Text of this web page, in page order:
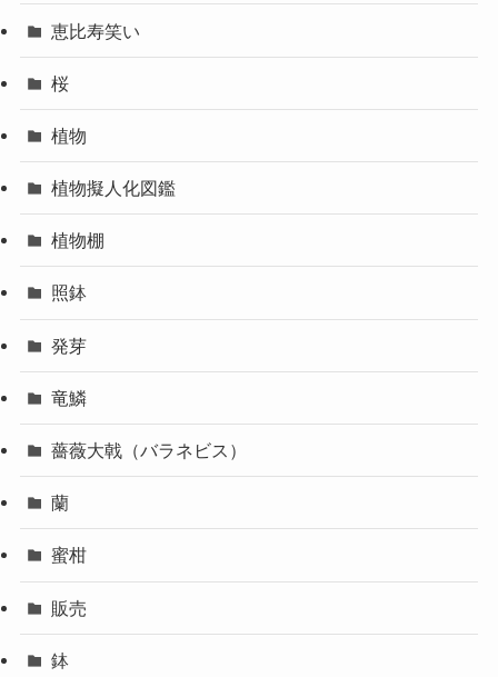
恵比寿笑い
桜
植物
植物擬人化図鑑
植物棚
照鉢
発芽
竜鱗
薔薇大戟（バラネビス）
蘭
蜜柑
販売
鉢